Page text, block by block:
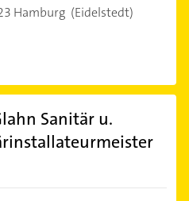
Hamburg (Eidelstedt)
Sanitär u.